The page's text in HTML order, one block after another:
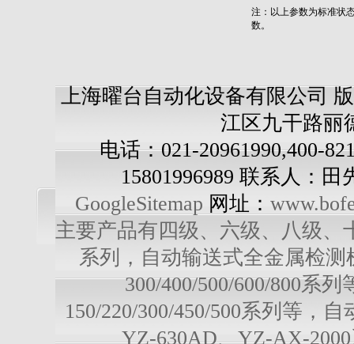
注：以上参数为标准状
数。
上海曜台自动化设备有限公司
江区九干路丽
电话：021-20961990,400-
15801996989 联系人：田
GoogleSitemap 网址：
主要产品有四级、六级、八级、
系列，自动输送式全金属检测
300/400/500/600/800系
150/220/300/450/500系列等，
YZ-630AD、YZ-AX-